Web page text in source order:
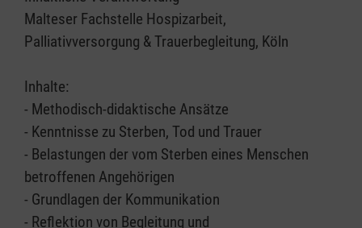
Malteser Fachstelle Hospizarbeit,
Palliativversorgung & Trauerbegleitung, Köln
Inhalte:
- Methodisch-didaktische Ansätze
- Kenntnisse zu Sterben, Tod und Trauer
- Belastungen der vom Sterben eines Menschen
betroffenen Angehörigen
- Grundlagen der Kommunikation
- Reflektion von Begleitung und